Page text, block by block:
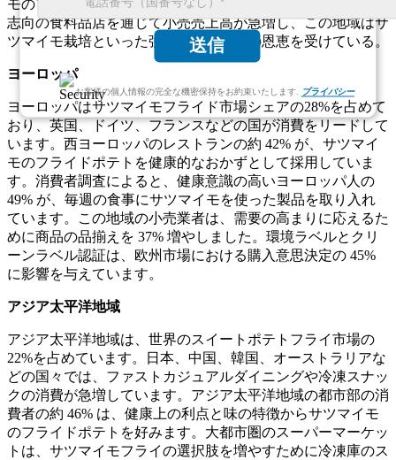
送信
お客様の個人情報の完全な機密保持をお約束いたします. プライバシー
モのフライドポテトを好みます。ウェアハウスクラブや健康
志向の食料品店を通じて小売売上高が急増し、この地域はサ
ツマイモ栽培といった強力な農業支援の恩恵を受けている。
ヨーロッパ
ヨーロッパはサツマイモフライド市場シェアの28%を占めて
おり、英国、ドイツ、フランスなどの国が消費をリードして
います。西ヨーロッパのレストランの約 42% が、サツマイ
モのフライドポテトを健康的なおかずとして採用していま
す。消費者調査によると、健康意識の高いヨーロッパ人の
49% が、毎週の食事にサツマイモを使った製品を取り入れ
ています。この地域の小売業者は、需要の高まりに応えるた
めに商品の品揃えを 37% 増やしました。環境ラベルとクリ
ーンラベル認証は、欧州市場における購入意思決定の 45%
に影響を与えています。
アジア太平洋地域
アジア太平洋地域は、世界のスイートポテトフライ市場の
22%を占めています。日本、中国、韓国、オーストラリアな
どの国々では、ファストカジュアルダイニングや冷凍スナッ
クの消費が急増しています。アジア太平洋地域の都市部の消
費者の約 46% は、健康上の利点と味の特徴からサツマイモ
のフライドポテトを好みます。大都市圏のスーパーマーケッ
トは、サツマイモフライの選択肢を増やすために冷凍庫のス